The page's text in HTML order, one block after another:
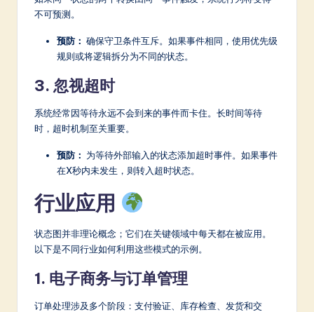
不可预测。
预防： 确保守卫条件互斥。如果事件相同，使用优先级
规则或将逻辑拆分为不同的状态。
3. 忽视超时
系统经常因等待永远不会到来的事件而卡住。长时间等待
时，超时机制至关重要。
预防： 为等待外部输入的状态添加超时事件。如果事件
在X秒内未发生，则转入超时状态。
行业应用
状态图并非理论概念；它们在关键领域中每天都在被应用。
以下是不同行业如何利用这些模式的示例。
1. 电子商务与订单管理
订单处理涉及多个阶段：支付验证、库存检查、发货和交